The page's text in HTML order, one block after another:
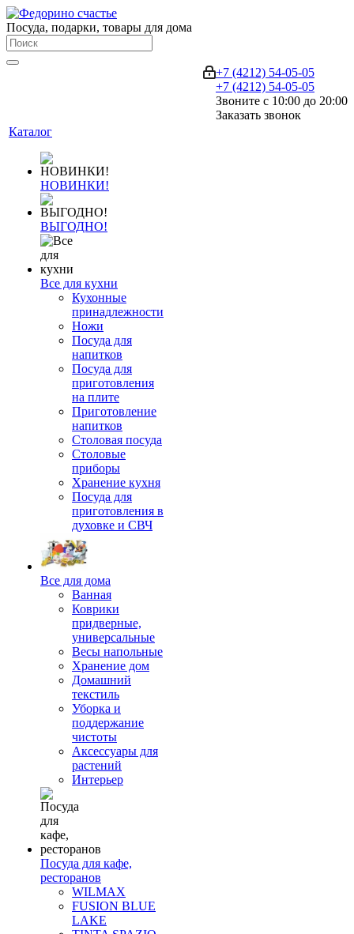
Посуда, подарки, товары для дома
+7 (4212) 54-05-05
+7 (4212) 54-05-05
Звоните с 10:00 до 20:00
Заказать звонок
Каталог
НОВИНКИ!
ВЫГОДНО!
Все для кухни
Кухонные
принадлежности
Ножи
Посуда для
напитков
Посуда для
приготовления
на плите
Приготовление
напитков
Столовая посуда
Столовые
приборы
Хранение кухня
Посуда для
приготовления в
духовке и СВЧ
Все для дома
Ванная
Коврики
придверные,
универсальные
Весы напольные
Хранение дом
Домашний
текстиль
Уборка и
поддержание
чистоты
Аксессуары для
растений
Интерьер
Посуда для кафе,
ресторанов
WILMAX
FUSION BLUE
LAKE